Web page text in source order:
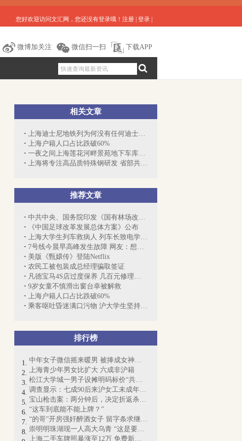
您好欢迎访问文汇网，您还没有登录哦！ 注册 登录
微博加关注 微信扫一扫 下载APP
相关文章
上海迪士尼地铁列为何没有任何迪士尼元素
上海户籍人口占比跌破60%
一夜之间上海莲花河畔景苑地下车库25辆车...
上海将专注高品质特殊钢研发 省部共建国...
推荐文章
中共中央、国务院印发《国有林场改革方案...
《中国足球改革发展总体方案》公布
上海大学生列车救病人 列车长致电学校表...
7号线今晨早高峰发生故障 网友：想出站都...
美版《甄嬛传》登陆Netflix
农民工被包装成总经理骗取签证
凡德宝马4S店过度保养 几百元修理费开价10万
9岁女童不慎滑出窗台幸被解救
上海户籍人口占比跌破60%
乘客呕吐昏迷满口污物 沪大学生坚持人工呼吸
排行榜
中年女子微信摇来暖男 被捧成女神却丧命
上海青少年男女比扩大 六成非沪籍
松江大学城一男子设摊明码标价“共享女友...
调查显示：七成90后来沪女工未成年时尝“...
宝山枪击案：两分钟后，决定折返杀人……
“这车到底能不能上牌？”
“的哥”开房强奸醉酒女子 留字条求继续交往
崇明明珠湖现一人高大乌青 “这是要成精啊”
上海二手车牌照暴涨至12万 免费新能源牌...